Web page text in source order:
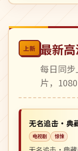
上新 最新
每日同
片，
美国
杜比
无名追击·典
电视剧 惊悚